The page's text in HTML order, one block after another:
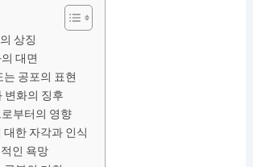
상징
대면
는 공포의 표현
변화의 징후
부터의 영향
대한 자각과 인식
인 욕망